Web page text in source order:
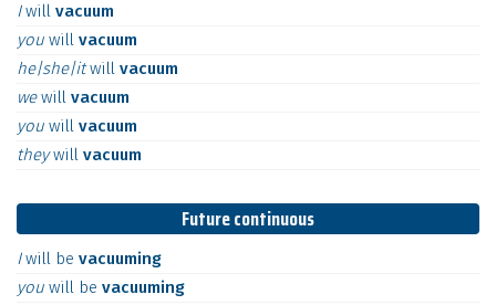
Iwill vacuum
you will vacuum
he|she|itwill vacuum
wewill vacuum
you will vacuum
theywill vacuum
Future continuous
Iwill be vacuuming
you will be vacuuming